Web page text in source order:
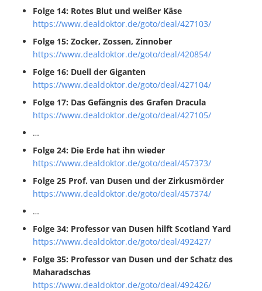
Folge 14: Rotes Blut und weißer Käse
https://www.dealdoktor.de/goto/deal/427103/
Folge 15: Zocker, Zossen, Zinnober
https://www.dealdoktor.de/goto/deal/420854/
Folge 16: Duell der Giganten
https://www.dealdoktor.de/goto/deal/427104/
Folge 17: Das Gefängnis des Grafen Dracula
https://www.dealdoktor.de/goto/deal/427105/
…
Folge 24: Die Erde hat ihn wieder
https://www.dealdoktor.de/goto/deal/457373/
Folge 25 Prof. van Dusen und der Zirkusmörder
https://www.dealdoktor.de/goto/deal/457374/
…
Folge 34: Professor van Dusen hilft Scotland Yard
https://www.dealdoktor.de/goto/deal/492427/
Folge 35: Professor van Dusen und der Schatz des
Maharadschas
https://www.dealdoktor.de/goto/deal/492426/